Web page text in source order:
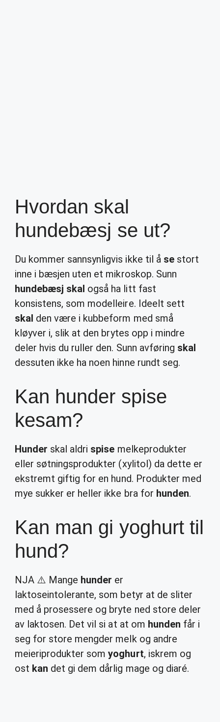
Hvordan skal
hundebæsj se ut?
Du kommer sannsynligvis ikke til å sestort
inne i bæsjen uten et mikroskop. Sunn
hundebæsj skal også ha litt fast
konsistens, som modelleire. Ideelt sett
skal den være i kubbeform med små
kløyver i, slik at den brytes opp i mindre
deler hvis du ruller den. Sunn avføring skal
dessuten ikke ha noen hinne rundt seg.
Kan hunder spise
kesam?
Hunder skal aldri spise melkeprodukter
eller søtningsprodukter (xylitol) da dette er
ekstremt giftig for en hund. Produkter med
mye sukker er heller ikke bra for hunden.
Kan man gi yoghurt til
hund?
NJA ⚠️ Mange hunder er
laktoseintolerante, som betyr at de sliter
med å prosessere og bryte ned store deler
av laktosen. Det vil si at at om hunden får i
seg for store mengder melk og andre
meieriprodukter somyoghurt, iskrem og
ost kan det gi dem dårlig mage og diaré.